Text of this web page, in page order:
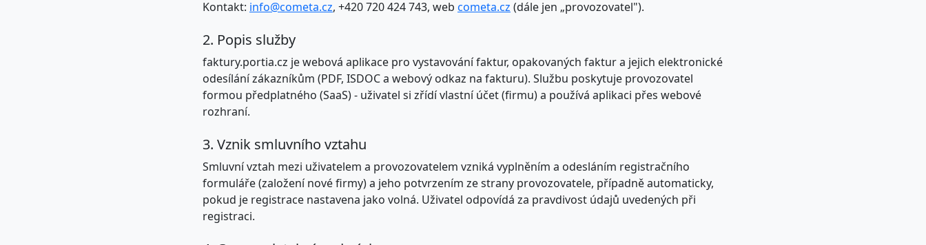
Kontakt: info@cometa.cz, +420 720 424 743, web cometa.cz (dále jen „provozovatel").
2. Popis služby
faktury.portia.cz je webová aplikace pro vystavování faktur, opakovaných faktur a jejich elektronické
odesílání zákazníkům (PDF, ISDOC a webový odkaz na fakturu). Službu poskytuje provozovatel
formou předplatného (SaaS) - uživatel si zřídí vlastní účet (firmu) a používá aplikaci přes webové
rozhraní.
3. Vznik smluvního vztahu
Smluvní vztah mezi uživatelem a provozovatelem vzniká vyplněním a odesláním registračního
formuláře (založení nové firmy) a jeho potvrzením ze strany provozovatele, případně automaticky,
pokud je registrace nastavena jako volná. Uživatel odpovídá za pravdivost údajů uvedených při
registraci.